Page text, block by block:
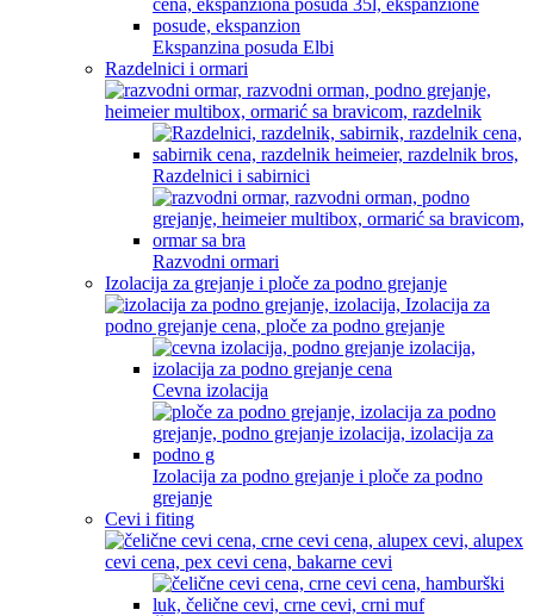
Ekspanzina posuda Elbi
Razdelnici i ormari
Razdelnici i sabirnici
Razvodni ormari
Izolacija za grejanje i ploče za podno grejanje
Cevna izolacija
Izolacija za podno grejanje i ploče za podno
grejanje
Cevi i fiting